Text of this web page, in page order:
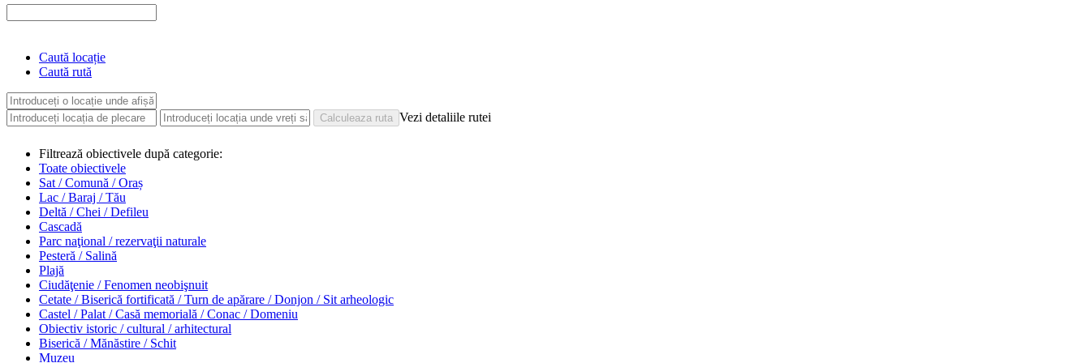
Caută locație
Caută rută
Vezi detaliile rutei
Filtrează obiectivele după categorie:
Toate obiectivele
Sat / Comună / Oraș
Lac / Baraj / Tău
Deltă / Chei / Defileu
Cascadă
Parc naţional / rezervaţii naturale
Pesteră / Salină
Plajă
Ciudăţenie / Fenomen neobişnuit
Cetate / Biserică fortificată / Turn de apărare / Donjon / Sit arheologic
Castel / Palat / Casă memorială / Conac / Domeniu
Obiectiv istoric / cultural / arhitectural
Biserică / Mănăstire / Schit
Muzeu